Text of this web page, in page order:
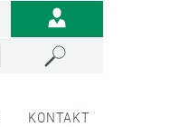
KONTAKT